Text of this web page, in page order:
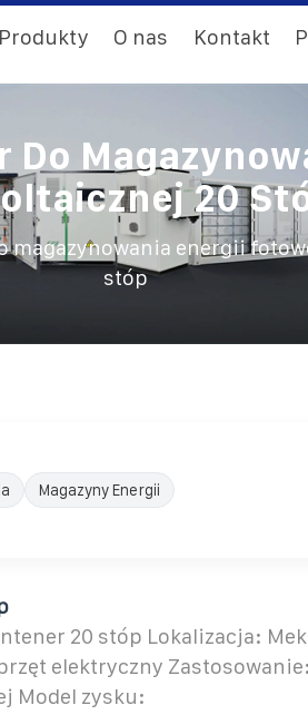
Produkty O nas Kontakt
Do
20
magazynowania energii
stóp
Magazyny Energii
20 stóp Lokalizacja:
elektryczny Zastosowanie:
Model zysku: